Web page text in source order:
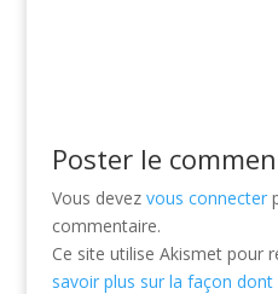
Poster le
Vous devez vous connecter
commentaire.
Ce site utilise Akismet pour
savoir plus sur la façon